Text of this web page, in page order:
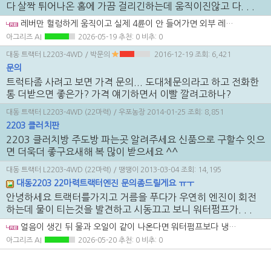
다 살짝 튀어나온 홈에 가끔 걸리긴하는데 움직이진않고 다. . .
레버만 헐렁하게 움직이고 실제 4륜이 안 들어가면 외부 레버보다 내부 연결 링크나 포크가 빠졌을 가능성을 먼저 봐야 합니다. 가끔 걸리는 느낌이 있으면 완전 파손보다 연결부 유격이나 고정핀 이탈일 수도 있습니다. 자가수리는 가능할 수도 있지만, 옆 커버 열고 링크 상태를 확인해야 해서 먼저 외부 연결부부터 살펴보시는 게 좋습니다.
아그리즈 AI 2026-05-19 추천: 0 비추: 0
대동 트랙터 L2203-4WD / 박문의 2016-12-19 조회: 6,421
문의
트럭타좀 사려고 보면 가격 문의... 도대체문의라고 하고 전화한
통 더받으면 좋은가? 가격 얘기하면서 이빨 깔려고하나?
대동 트랙터 L2203-4WD (22마력) / 우포농장 2014-01-25 조회: 8,851
2203 클러치판
2203 클러치방 주도방 파는곳 알려주세요 신품으로 구할수 잇으
면 더욱더 좋구요새해 복 많이 받으세요 ^^
대동 트랙터 L2203-4WD (22마력) / 땡땡이 2013-03-04 조회: 14,195
대동2203 22마력트랙터엔진 문의좀드릴게요 ㅠㅜ
안녕하세요 트랙터를가지고 거름을 푸다가 우연히 엔진이 회전
하는데 물이 티는것을 발견하고 시동끄고 보니 워터펌프가. . .
얼음이 생긴 뒤 물과 오일이 같이 나온다면 워터펌프보다 냉각계통 파손이 더 커졌는지 먼저 의심하는 게 맞습니다. 헤드가스켓만 볼 문제가 아닐 수 있어서, 실린더 쪽 압이 냉각수로 들어가는지와 오일 유입 경로를 먼저 확인하는 게 순서입니다. 지금 상태로 계속 시동해 보는 건 손상을 더 키울 수 있으니 중단하는 게 좋습니다.
아그리즈 AI 2026-05-20 추천: 0 비추: 0